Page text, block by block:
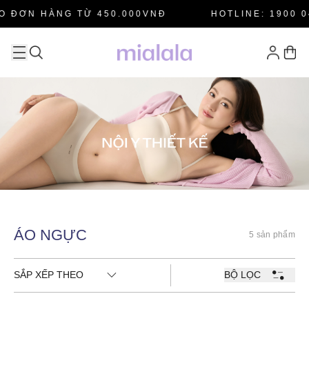
ĐƠN HÀNG TỪ 450.000VNĐ HOTLINE: 1900
ÁO NGỰC 5 sản phẩm
SẮP XẾP THEO BỘ LỌC